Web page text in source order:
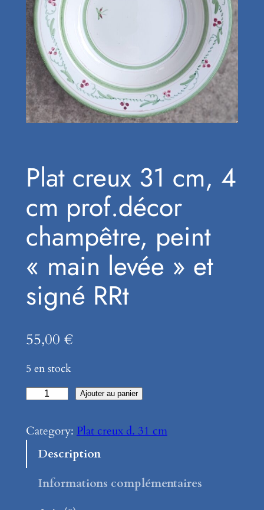
Plat creux 31 cm, 4
cm prof.décor
champêtre, peint
« main levée » et
signé RRt
55,00 €
5 en stock
a
Ajouter au panier
Category: Plat creux d. 31 cm
Description
Informations complémentaires